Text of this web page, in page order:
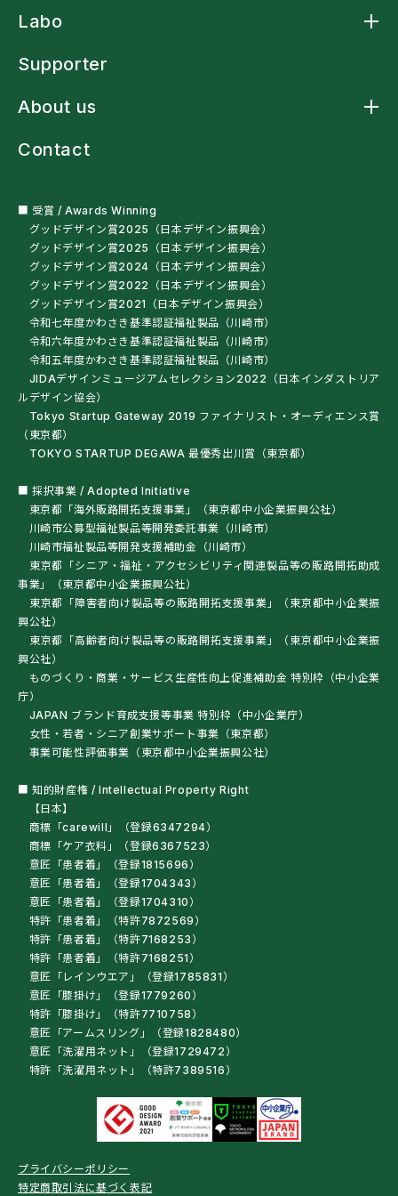
アームスリングケープ
アームスリング標準型
アームストラップシャツ
多機能レインウェア
ペットボトルオープナー
Labo
Supporter
About us
ニュース
会社概要
Contact
■ 受賞 / Awards Winning
グッドデザイン賞2025（日本デザイン振興会）
グッドデザイン賞2025（日本デザイン振興会）
グッドデザイン賞2024（日本デザイン振興会）
グッドデザイン賞2022（日本デザイン振興会）
グッドデザイン賞2021（日本デザイン振興会）
令和七年度かわさき基準認証福祉製品（川崎市）
令和六年度かわさき基準認証福祉製品（川崎市）
令和五年度かわさき基準認証福祉製品（川崎市）
JIDAデザインミュージアムセレクション2022（日本インダストリア
ルデザイン協会）
Tokyo Startup Gateway 2019 ファイナリスト・オーディエンス賞
（東京都）
TOKYO STARTUP DEGAWA 最優秀出川賞（東京都）
■ 採択事業 / Adopted Initiative
東京都「海外販路開拓支援事業」（東京都中小企業振興公社）
川崎市公募型福祉製品等開発委託事業（川崎市）
川崎市福祉製品等開発支援補助金（川崎市）
東京都「シニア・福祉・アクセシビリティ関連製品等の販路開拓助成
事業」（東京都中小企業振興公社）
東京都「障害者向け製品等の販路開拓支援事業」（東京都中小企業振
興公社）
東京都「高齢者向け製品等の販路開拓支援事業」（東京都中小企業振
興公社）
ものづくり・商業・サービス生産性向上促進補助金 特別枠（中小企業
庁）
JAPAN ブランド育成支援等事業 特別枠（中小企業庁）
女性・若者・シニア創業サポート事業（東京都）
事業可能性評価事業（東京都中小企業振興公社）
■ 知的財産権 / Intellectual Property Right
【日本】
商標「carewill」（登録6347294）
商標「ケア衣料」（登録6367523）
意匠「患者着」（登録1815696）
意匠「患者着」（登録1704343）
意匠「患者着」（登録1704310）
特許「患者着」（特許7872569）
特許「患者着」（特許7168253）
特許「患者着」（特許7168251）
意匠「レインウエア」（登録1785831）
意匠「膝掛け」（登録1779260）
特許「膝掛け」（特許7710758）
意匠「アームスリング」（登録1828480）
意匠「洗濯用ネット」（登録1729472）
特許「洗濯用ネット」（特許7389516）
プライバシーポリシー
特定商取引法に基づく表記